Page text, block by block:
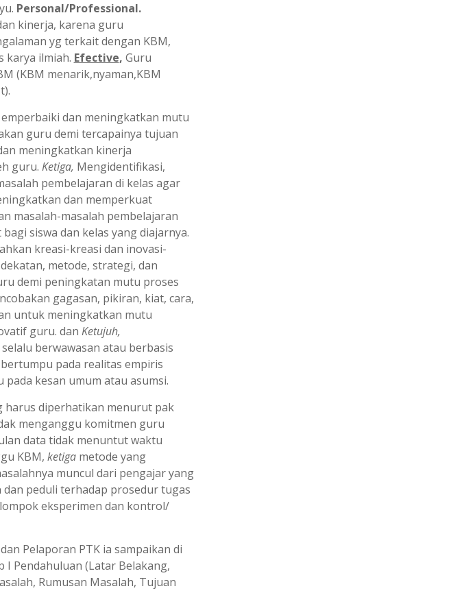
Personal/Professional.
kinerja, karena guru
yg terkait dengan KBM,
karya ilmiah. Efective, Guru
(KBM menarik,nyaman,KBM
dan meningkatkan mutu
guru demi tercapainya tujuan
meningkatkan kinerja
guru. Ketiga, Mengidentifikasi,
pembelajaran di kelas agar
dan memperkuat
masalah-masalah pembelajaran
siswa dan kelas yang diajarnya.
kreasi-kreasi dan inovasi-
metode, strategi, dan
demi peningkatan mutu proses
gagasan, pikiran, kiat, cara,
untuk meningkatkan mutu
guru. dan Ketujuh,
berwawasan atau berbasis
pada realitas empiris
kesan umum atau asumsi.
harus diperhatikan menurut pak
menganggu komitmen guru
data tidak menuntut waktu
KBM, ketiga metode yang
muncul dari pengajar yang
dan peduli terhadap prosedur tugas
eksperimen dan kontrol/
Pelaporan PTK ia sampaikan di
I Pendahuluan (Latar Belakang,
Rumusan Masalah, Tujuan